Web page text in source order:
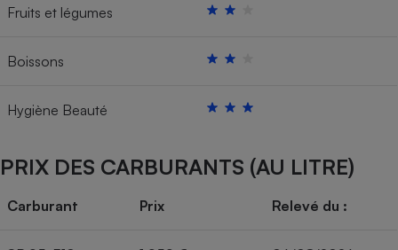
Fruits et légumes
Boissons
Hygiène Beauté
PRIX DES CARBURANTS (AU LITRE)
Carburant Prix Relevé du :